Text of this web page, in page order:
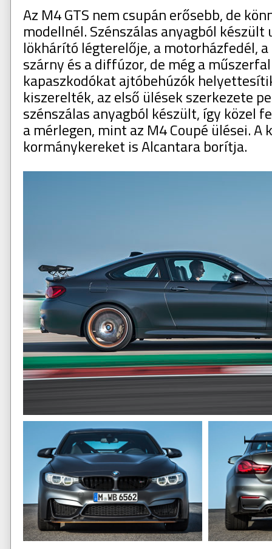
Az M4 GTS nem csupán erősebb, de
modellnél. Szénszálas anyagból készült
lökhárító légterelője, a motorházfedél,
szárny és a diffúzor, de még a
kapaszkodókat ajtóbehúzók
kiszerelték, az első ülések szerkezete
szénszálas anyagból készült, így közel
a mérlegen, mint az M4 Coupé ülései. A
kormánykereket is Alcantara borítja.